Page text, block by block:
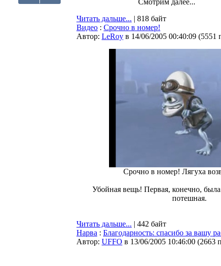
Смотрим далее...
Читать дальше... | 818 байт
Видео : Срочно в номер!
Автор: LeRoy в 14/06/2005 00:40:09 (5551
Срочно в номер! Лягуха
Убойная вещь! Первая, конечно,
потешная.
Читать дальше... | 442 байт
Нарва : Благодарность: спасибо за вашу
Автор: UFFO в 13/06/2005 10:46:00 (2663